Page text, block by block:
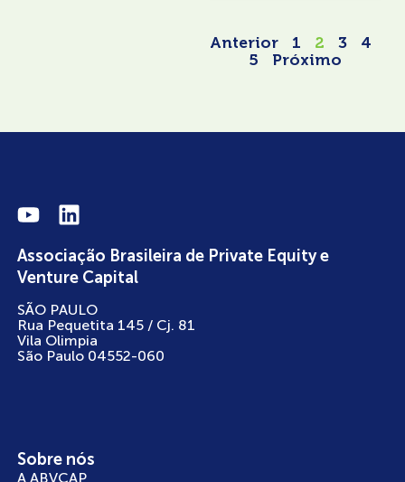
Anterior 1 2 3
4
5
Próximo
Associação Brasileira de Private Equity e
Venture Capital
SÃO PAULO
Rua Pequetita 145 / Cj. 81
Vila Olimpia
São Paulo 04552-060
Sobre nós
A ABVCAP